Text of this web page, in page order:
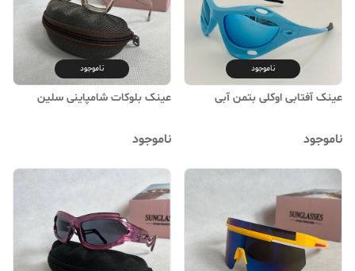
ناموجود
عینک آفتابی اوکلی بتمن آبی
ناموجود
ناموجود
عینک بلوکات شامپاینی سلین
ناموجود